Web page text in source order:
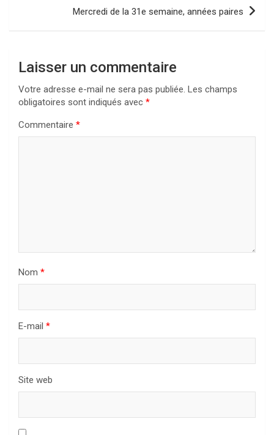
Mercredi de la 31e semaine, années paires
Laisser un commentaire
Votre adresse e-mail ne sera pas publiée. Les champs
obligatoires sont indiqués avec *
Commentaire *
Nom *
E-mail *
Site web